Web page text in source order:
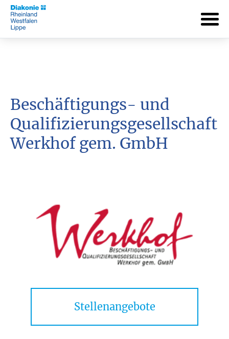
Beschäftigungs- und
Qualifizierungsgesellschaft
Werkhof gem. GmbH
Stellenangebote